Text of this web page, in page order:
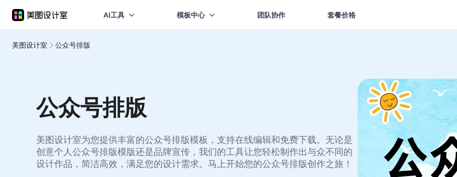
AI工具 模板中心 团队协作 套餐价格
美图设计室 公众号排版
公众号排版
美图设计室为您提供丰富的公众号排版模板，支持在线编辑和免费下载。无论是
创意个人公众号排版模版还是品牌宣传，我们的工具让您轻松制作出与众不同的
设计作品，简洁高效，满足您的设计需求。马上开始您的公众号排版创作之旅！